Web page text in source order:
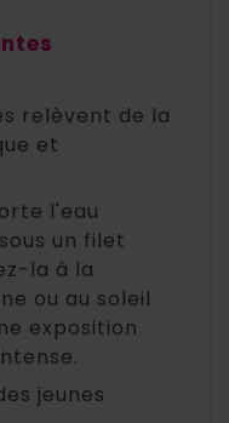
relèvent de la
et
l'eau
un filet
la à la
ou au soleil
exposition
jeunes